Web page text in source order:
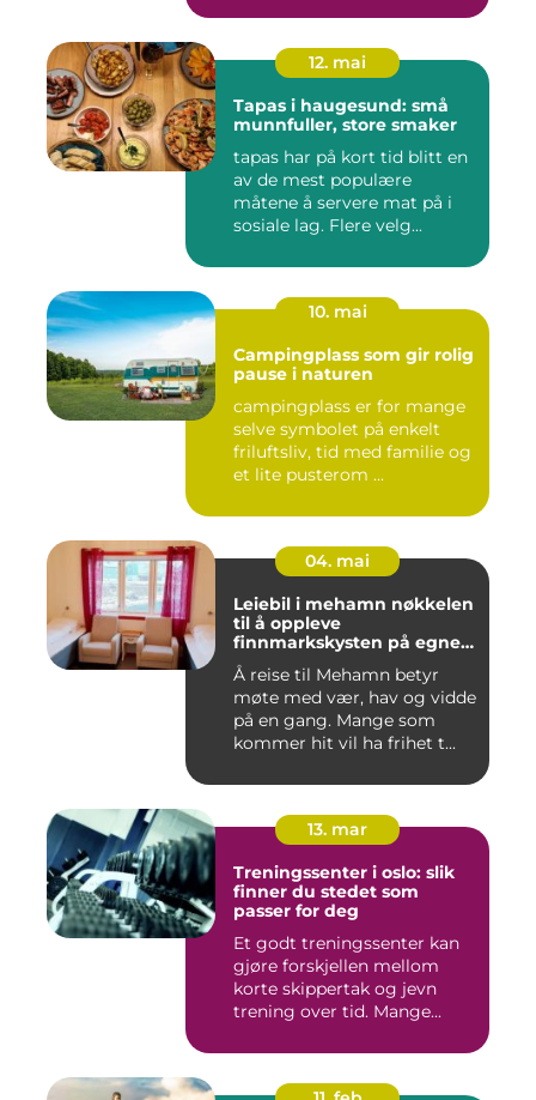
12. mai
Tapas i haugesund: små
munnfuller, store smaker
tapas har på kort tid blitt en
av de mest populære
måtene å servere mat på i
sosiale lag. Flere velg...
10. mai
Campingplass som gir rolig
pause i naturen
campingplass er for mange
selve symbolet på enkelt
friluftsliv, tid med familie og
et lite pusterom ...
04. mai
Leiebil i mehamn nøkkelen
til å oppleve
finnmarkskysten på egne
premisser
Å reise til Mehamn betyr
møte med vær, hav og vidde
på en gang. Mange som
kommer hit vil ha frihet t...
13. mar
Treningssenter i oslo: slik
finner du stedet som
passer for deg
Et godt treningssenter kan
gjøre forskjellen mellom
korte skippertak og jevn
trening over tid. Mange...